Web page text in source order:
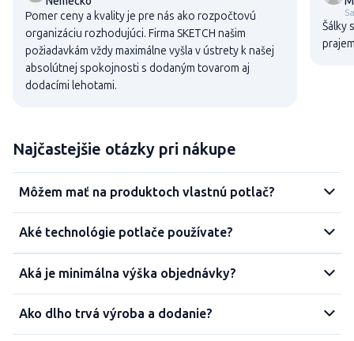
Pomer ceny a kvality je pre nás ako rozpočtovú
organizáciu rozhodujúci. Firma SKETCH našim
požiadavkám vždy maximálne vyšla v ústrety k našej
absolútnej spokojnosti s dodaným tovarom aj
dodacími lehotami.
Šálky
Najčastejšie otázky pri nákupe
Môžem mať na produktoch vlastnú potlač?
Aké technológie potlače používate?
Aká je minimálna výška objednávky?
Ako dlho trvá výroba a dodanie?